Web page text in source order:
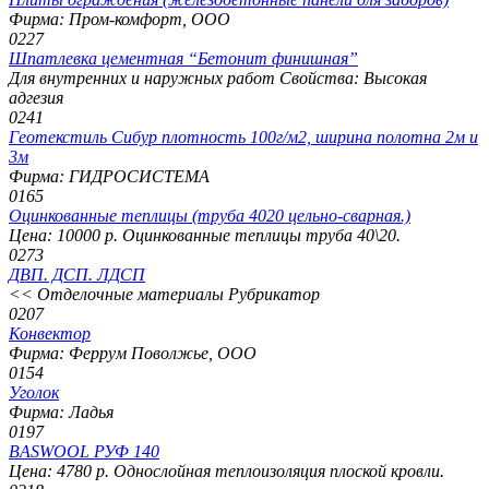
Фирма: Пром-комфорт, ООО
0227
Шпатлевка цементная “Бетонит финишная”
Для внутренних и наружных работ Свойства: Высокая
адгезия
0241
Геотекстиль Сибур плотность 100г/м2, ширина полотна 2м и
3м
Фирма: ГИДРОСИСТЕМА
0165
Оцинкованные теплицы (труба 4020 цельно-сварная.)
Цена: 10000 р. Оцинкованные теплицы труба 40\20.
0273
ДВП. ДСП. ЛДСП
<< Отделочные материалы Рубрикатор
0207
Конвектор
Фирма: Феррум Поволжье, ООО
0154
Уголок
Фирма: Ладья
0197
BASWOOL РУФ 140
Цена: 4780 р. Однослойная теплоизоляция плоской кровли.